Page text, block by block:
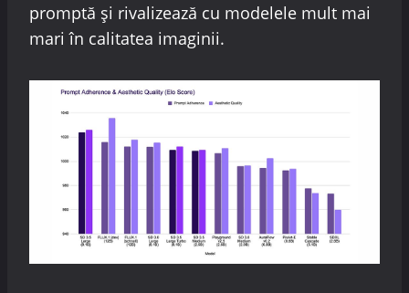
promptă și rivalizează cu modelele mult mai
mari în calitatea imaginii.